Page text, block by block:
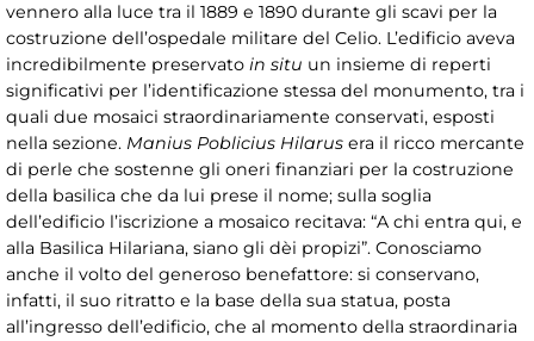
vennero alla luce tra il 1889 e 1890 durante gli scavi per la
costruzione dell’ospedale militare del Celio. L’edificio aveva
incredibilmente preservato in situ un insieme di reperti
significativi per l’identificazione stessa del monumento, tra i
quali due mosaici straordinariamente conservati, esposti
nella sezione. Manius Poblicius Hilarus era il ricco mercante
di perle che sostenne gli oneri finanziari per la costruzione
della basilica che da lui prese il nome; sulla soglia
dell’edificio l’iscrizione a mosaico recitava: “A chi entra qui, e
alla Basilica Hilariana, siano gli dèi propizi”. Conosciamo
anche il volto del generoso benefattore: si conservano,
infatti, il suo ritratto e la base della sua statua, posta
all’ingresso dell’edificio, che al momento della straordinaria